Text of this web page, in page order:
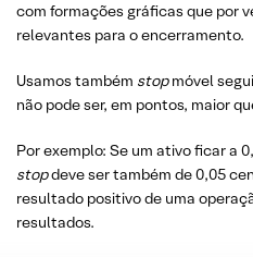
com formações gráficas que por
relevantes para o encerramento.
Usamos também stopmóvel
não pode ser, em pontos, maior
Por exemplo: Se um ativo ficar a
stopdeve ser também de 0,05
resultado positivo de uma
resultados.